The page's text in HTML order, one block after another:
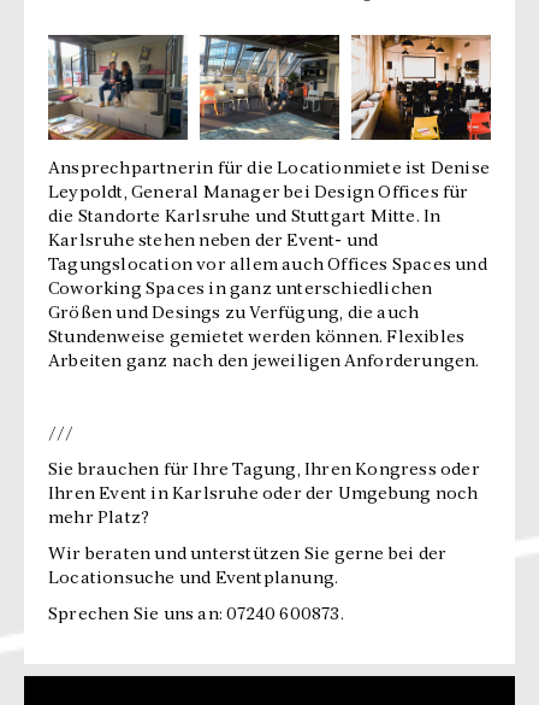
Ansprechpartnerin für die Locationmiete ist Denise
Leypoldt, General Manager bei Design Offices für
die Standorte Karlsruhe und Stuttgart Mitte. In
Karlsruhe stehen neben der Event- und
Tagungslocation vor allem auch Offices Spaces und
Coworking Spaces in ganz unterschiedlichen
Größen und Desings zu Verfügung, die auch
Stundenweise gemietet werden können. Flexibles
Arbeiten ganz nach den jeweiligen Anforderungen.
///
Sie brauchen für Ihre Tagung, Ihren Kongress oder
Ihren Event in Karlsruhe oder der Umgebung noch
mehr Platz?
Wir beraten und unterstützen Sie gerne bei der
Locationsuche und Eventplanung.
Sprechen Sie uns an: 07240 600873.